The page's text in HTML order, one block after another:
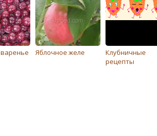
Яблочное желе
Клубничные
рецепты